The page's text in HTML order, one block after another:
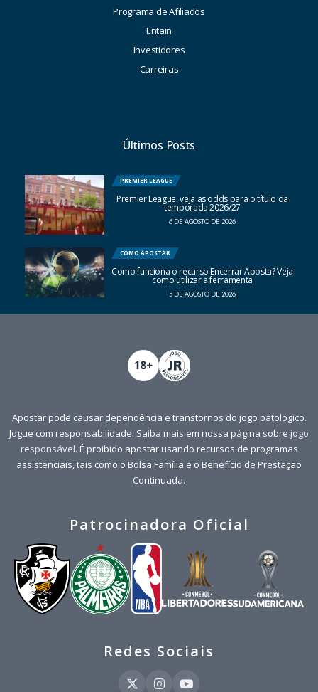
Programa de Afiliados
Entain
Investidores
Carreiras
Últimos Posts
PREMIER LEAGUE
Premier League: veja as odds para o título da
temporada 2026/27
6 DE AGOSTO DE 2026
COMO APOSTAR
Como funciona o recurso Encerrar Aposta? Veja
como utilizar a ferramenta
5 DE AGOSTO DE 2026
Apostar pode causar dependência e transtornos do jogo patológico.
Jogue com responsabilidade. Saiba mais em nossa página sobre jogo
responsável. É proibido apostar usando recursos de programas
assistenciais, tais como o Bolsa Família e o Benefício de Prestação
Continuada.
Patrocinadora Oficial
Redes Sociais